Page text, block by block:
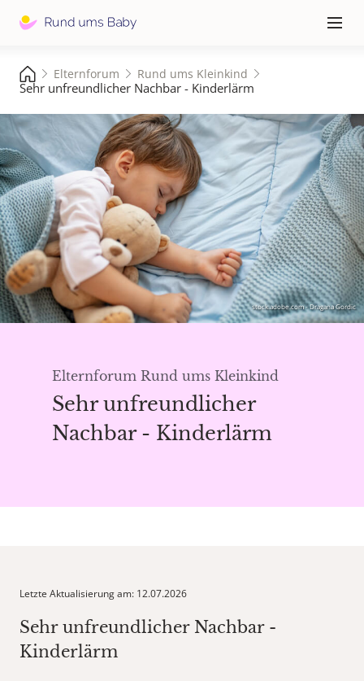
≡
Elternforum Rund ums Kleinkind
Sehr unfreundlicher Nachbar - Kinderlärm
Elternforum Rund ums Kleinkind
Sehr unfreundlicher
Nachbar - Kinderlärm
stock.adobe.com - Dragana Gordic
Letzte Aktualisierung am: 12.07.2026
Sehr unfreundlicher Nachbar -
Kinderlärm